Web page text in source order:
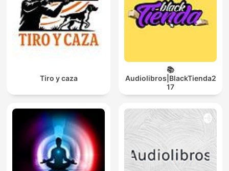
Tiro y caza
📚
Audiolibros|BlackTienda2
17